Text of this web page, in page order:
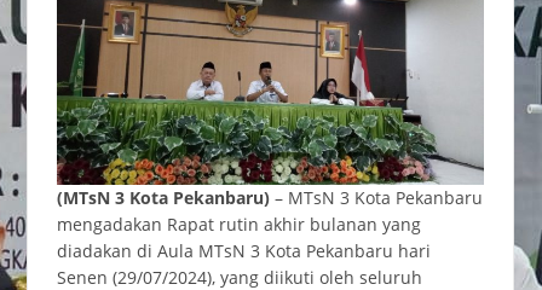
(MTsN 3 Kota Pekanbaru)– MTsN 3 Kota Pekanbaru
mengadakan Rapat rutin akhir bulanan yang
diadakan di Aula MTsN 3 Kota Pekanbaru hari
Senen (29/07/2024), yang diikuti oleh seluruh